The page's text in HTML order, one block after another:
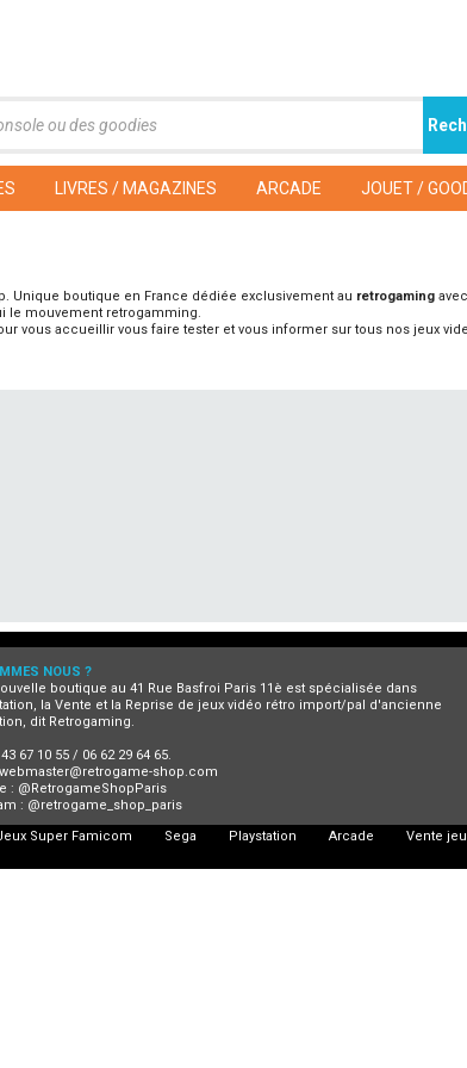
LIVRES / MAGAZINES ARCADE JOUET /
Unique boutique en France dédiée exclusivement au retrogaming
le mouvement retrogamming.
vous accueillir vous faire tester et vous informer sur tous nos jeux
NOUS ?
boutique au 41 Rue Basfroi Paris 11è est spécialisée dans
la Vente et la Reprise de jeux vidéo rétro import/pal d'ancienne
dit Retrogaming.
67 10 55 / 06 62 29 64 65.
webmaster@retrogame-shop.com
: @RetrogameShopParis
: @retrogame_shop_paris
Super Famicom Sega Playstation Arcade Vente